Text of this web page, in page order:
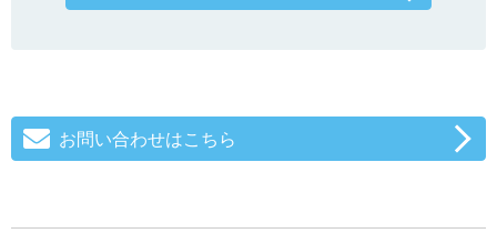
お問い合わせはこちら